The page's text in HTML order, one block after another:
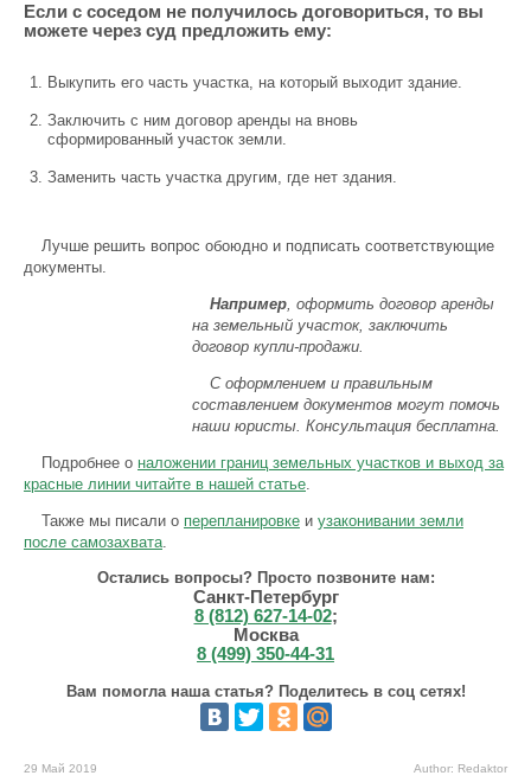
Если с соседом не получилось договориться, то вы
можете через суд предложить ему:
Выкупить его часть участка, на который выходит здание.
Заключить с ним договор аренды на вновь
сформированный участок земли.
Заменить часть участка другим, где нет здания.
Лучше решить вопрос обоюдно и подписать соответствующие
документы.
Например, оформить договор аренды
на земельный участок, заключить
договор купли-продажи.
С оформлением и правильным
составлением документов могут помочь
наши юристы. Консультация бесплатна.
Подробнее о наложении границ земельных участков и выход за
красные линии читайте в нашей статье.
Также мы писали о перепланировке и узаконивании земли
после самозахвата.
Остались вопросы? Просто позвоните нам:
Санкт-Петербург
8 (812) 627-14-02;
Москва
8 (499) 350-44-31
Вам помогла наша статья? Поделитесь в соц сетях!
29 Май 2019 Author: Redaktor